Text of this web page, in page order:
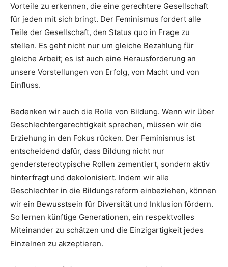
Vorteile zu erkennen, die eine gerechtere Gesellschaft
für jeden mit sich bringt. Der Feminismus fordert alle
Teile der Gesellschaft, den Status quo in Frage zu
stellen. Es geht nicht nur um gleiche Bezahlung für
gleiche Arbeit; es ist auch eine Herausforderung an
unsere Vorstellungen von Erfolg, von Macht und von
Einfluss.
Bedenken wir auch die Rolle von Bildung. Wenn wir über
Geschlechtergerechtigkeit sprechen, müssen wir die
Erziehung in den Fokus rücken. Der Feminismus ist
entscheidend dafür, dass Bildung nicht nur
genderstereotypische Rollen zementiert, sondern aktiv
hinterfragt und dekolonisiert. Indem wir alle
Geschlechter in die Bildungsreform einbeziehen, können
wir ein Bewusstsein für Diversität und Inklusion fördern.
So lernen künftige Generationen, ein respektvolles
Miteinander zu schätzen und die Einzigartigkeit jedes
Einzelnen zu akzeptieren.